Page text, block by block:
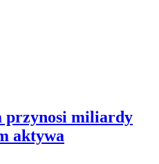
przynosi miliardy
aktywa